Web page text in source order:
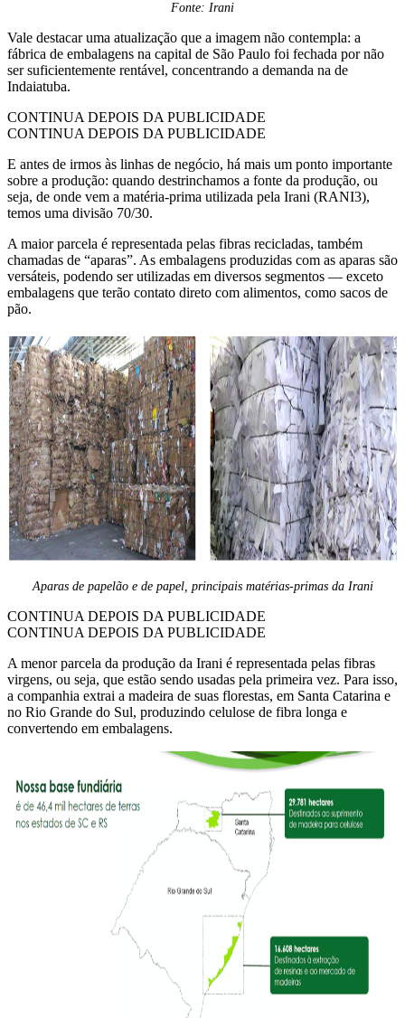
Fonte: Irani
Vale destacar uma atualização que a imagem não contempla: a
fábrica de embalagens na capital de São Paulo foi fechada por não
ser suficientemente rentável, concentrando a demanda na de
Indaiatuba.
CONTINUA DEPOIS DA PUBLICIDADE
CONTINUA DEPOIS DA PUBLICIDADE
E antes de irmos às linhas de negócio, há mais um ponto importante
sobre a produção: quando destrinchamos a fonte da produção, ou
seja, de onde vem a matéria-prima utilizada pela Irani (RANI3),
temos uma divisão 70/30.
A maior parcela é representada pelas fibras recicladas, também
chamadas de “aparas”. As embalagens produzidas com as aparas são
versáteis, podendo ser utilizadas em diversos segmentos — exceto
embalagens que terão contato direto com alimentos, como sacos de
pão.
Aparas de papelão e de papel, principais matérias-primas da Irani
CONTINUA DEPOIS DA PUBLICIDADE
CONTINUA DEPOIS DA PUBLICIDADE
A menor parcela da produção da Irani é representada pelas fibras
virgens, ou seja, que estão sendo usadas pela primeira vez. Para isso,
a companhia extrai a madeira de suas florestas, em Santa Catarina e
no Rio Grande do Sul, produzindo celulose de fibra longa e
convertendo em embalagens.